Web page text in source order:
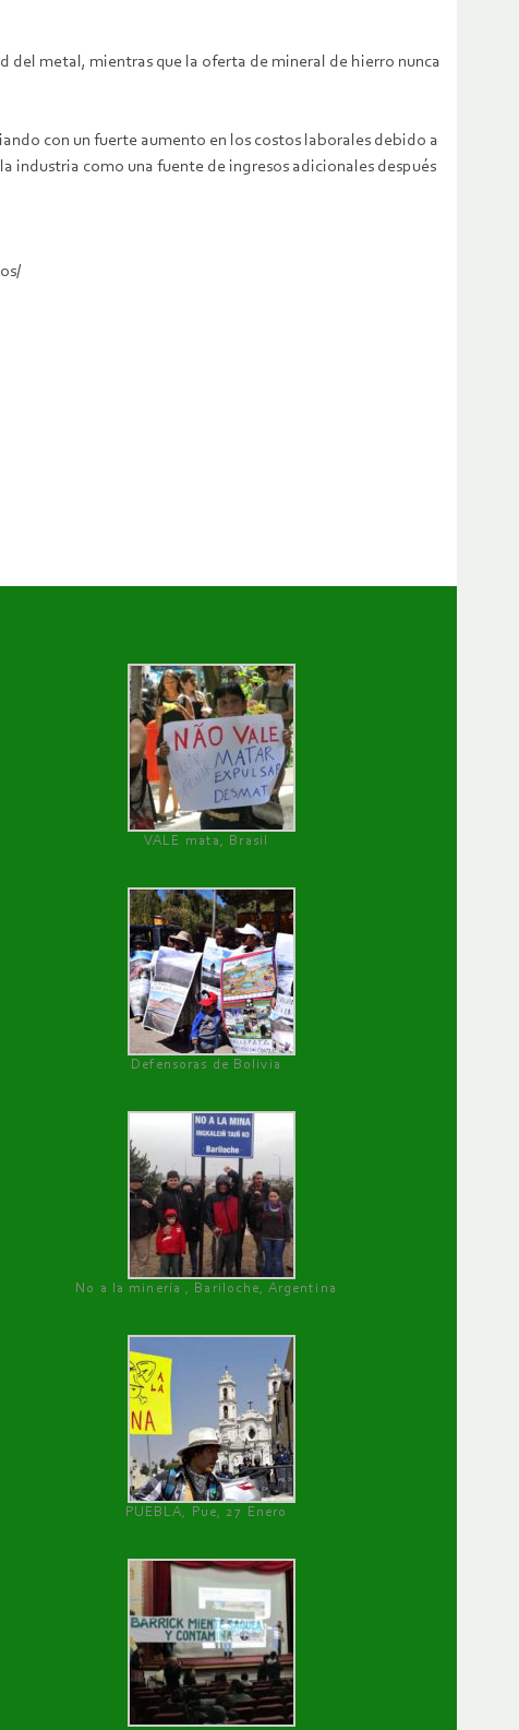
metal, mientras que la oferta de mineral de hierro nunca
con un fuerte aumento en los costos laborales debido a
industria como una fuente de ingresos adicionales después
VALE mata, Brasil
Defensoras de Bolivia
No a la minería , Bariloche, Argentina
PUEBLA, Pue, 27 Enero